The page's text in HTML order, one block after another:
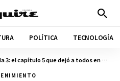
POLÍTICA TECNOLOGÍA
el capítulo 5 que dejó a todos en shock